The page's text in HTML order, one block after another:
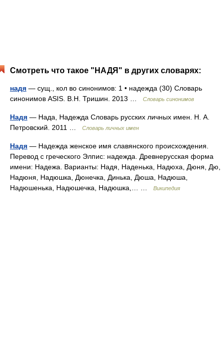
Смотреть что такое "НАДЯ" в других словарях:
надя — сущ., кол во синонимов: 1 • надежда (30) Словарь
синонимов ASIS. В.Н. Тришин. 2013 …
Словарь синонимов
Надя — Нада, Надежда Словарь русских личных имен. Н. А.
Петровский. 2011 …
Словарь личных имен
Надя — Надежда женское имя славянского происхождения.
Перевод с греческого Элпис: надежда. Древнерусская форма
имени: Надежа. Варианты: Надя, Наденька, Надюха, Дюня, Дю,
Надюня, Надюшка, Дюнечка, Динька, Дюша, Надюша,
Надюшенька, Надюшечка, Надюшка,… …
Википедия